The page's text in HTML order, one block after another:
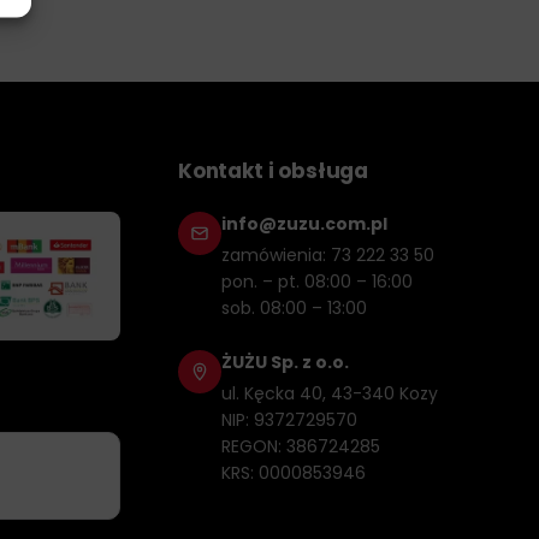
Kontakt i obsługa
info@zuzu.com.pl
zamówienia: 73 222 33 50
pon. – pt. 08:00 – 16:00
sob. 08:00 – 13:00
ŻUŻU Sp. z o.o.
ul. Kęcka 40, 43-340 Kozy
NIP: 9372729570
REGON: 386724285
KRS: 0000853946